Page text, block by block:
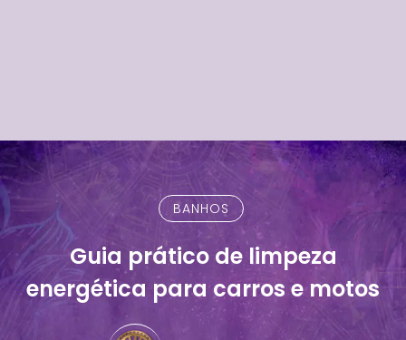
BANHOS
Guia prático de limpeza
energética para carros e motos